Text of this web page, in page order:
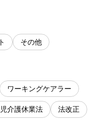
その他
ワーキングケアラー
介護休業法 法改正